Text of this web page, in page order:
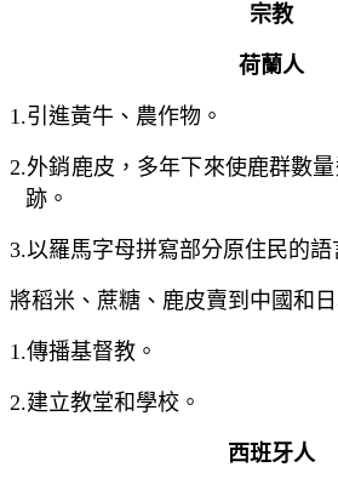
宗教
荷蘭人
1.引進黃牛、農作物。
2.外銷鹿皮，多年下來使鹿群數
跡。
3.以羅馬字母拼寫部分原住民的語
將稻米、蔗糖、鹿皮賣到中國和日
1.傳播基督教。
2.建立教堂和學校。
西班牙人